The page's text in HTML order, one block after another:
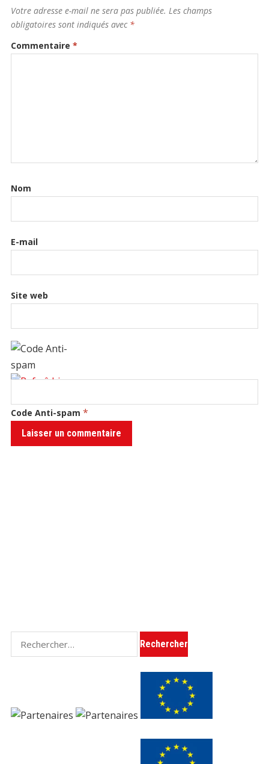
Votre adresse e-mail ne sera pas publiée. Les champs
obligatoires sont indiqués avec *
Commentaire *
Nom
E-mail
Site web
Code Anti-spam *
Rechercher :